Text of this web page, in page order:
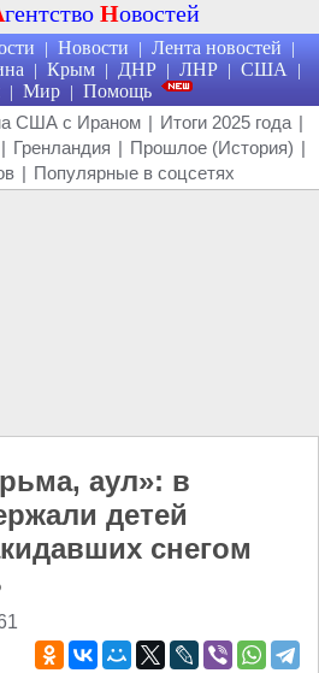
гентство Новостей
| Новости | Лента новостей |
| Крым | ДНР | ЛНР | США |
| Мир | Помощь
США с Ираном | Итоги 2025 года |
| Гренландия | Прошлое (История) |
| Популярные в соцсетях
аул»: в
детей
снегом